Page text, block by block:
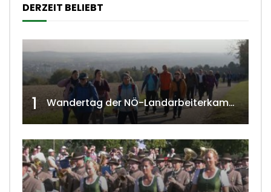
DERZEIT BELIEBT
1 Wandertag der NÖ-Landarbeiterkammer in Hollabrunn 2024